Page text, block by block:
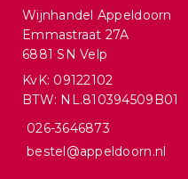
Wijnhandel Appeldoorn
Emmastraat 27A
6881 SN Velp
KvK: 09122102
BTW: NL.810394509B01
026-3646873
bestel@appeldoorn.nl